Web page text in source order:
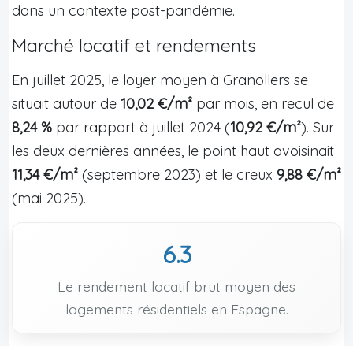
dans un contexte post-pandémie.
Marché locatif et rendements
En juillet 2025, le loyer moyen à Granollers se
situait autour de 10,02 €/m² par mois, en recul de
8,24 % par rapport à juillet 2024 (10,92 €/m²). Sur
les deux dernières années, le point haut avoisinait
11,34 €/m² (septembre 2023) et le creux 9,88 €/m²
(mai 2025).
6.3
Le rendement locatif brut moyen des
logements résidentiels en Espagne.